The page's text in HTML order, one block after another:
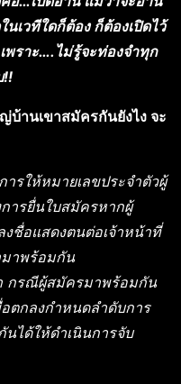
เวทีใดก็ต้อง ก็ต้องเปิดไว้
พราะ….ไม่รู้จะท่องจำทุก
!!
บ้านเขาสมัครกันยังไง จะ
ารให้หมายเลขประจำตัวผู้
ารยื่นใบสมัครหากผู้
งชื่อแสดงตนต่อเจ้าหน้าที่
าพร้อมกัน
กรณีผู้สมัครมาพร้อมกัน
ตกลงกำหนดลำดับการ
ได้ให้ดำเนินการจับ